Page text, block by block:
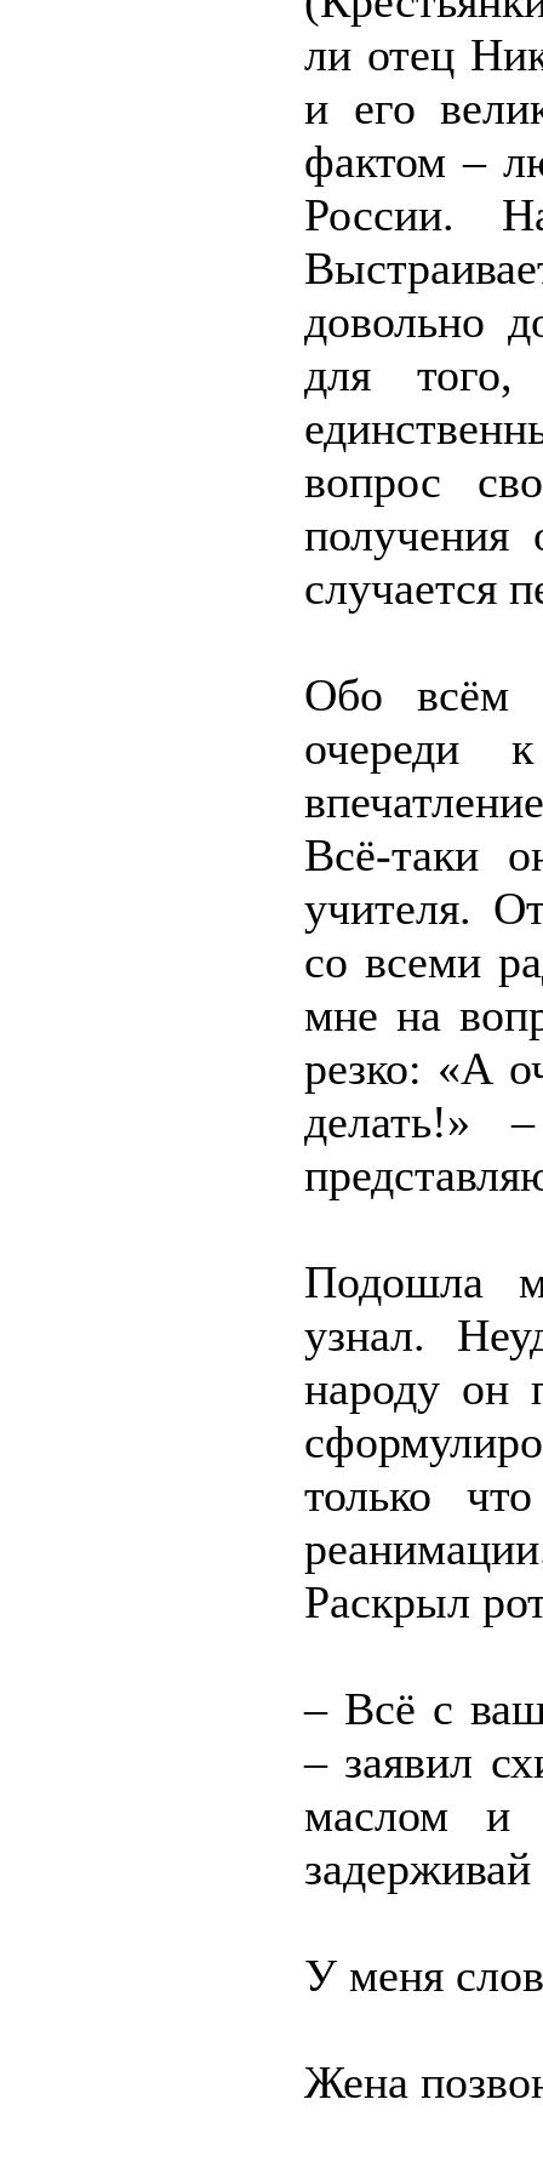
ли отец
и его
фактом –
России.
довольно
для
вопрос
получения
случается
Обо всём
очереди
Всё-таки
учителя.
со всеми
мне на
резко: «А
делать!»
Подошла
узнал.
народу он
только
Раскрыл
– Всё с
– заявил
маслом и
У меня
Жена